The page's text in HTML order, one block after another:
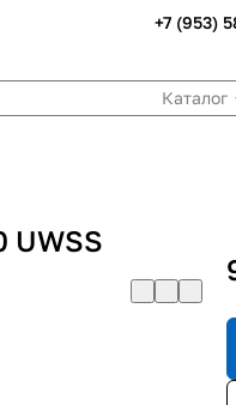
+7 (953)
Каталог
UWSS